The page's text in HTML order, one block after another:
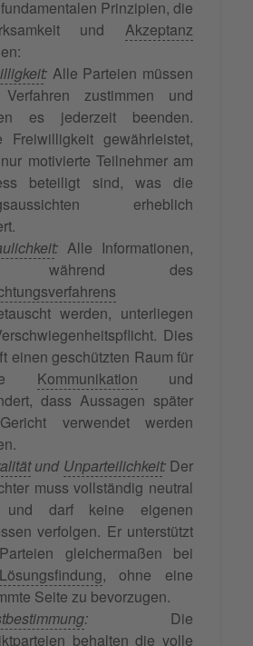
Prinzipien, die
und Akzeptanz
: Alle Parteien müssen
zustimmen und
es jederzeit beenden.
Freiwilligkeit gewährleistet,
motivierte Teilnehmer am
beteiligt sind, was die
erheblich
: Alle Informationen,
während des
werden, unterliegen
Dies
einen geschützten Raum für
Kommunikation und
dass Aussagen später
verwendet werden
und Unparteilichkeit:Der
muss vollständig neutral
und darf keine eigenen
verfolgen. Er unterstützt
gleichermaßen bei
Lösungsfindung, ohne eine
Seite zu bevorzugen.
: Die
behalten die volle